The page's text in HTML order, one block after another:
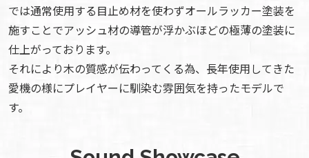
では通常使用する目止め材を使わずオールラッカー塗装を
施すことでアッシュ材の導管が浮かぶほどの極薄の塗装に
仕上がっております。
それにより木の質感が伝わってくる為、長年使用してきた
愛機の様にプレイヤーに馴染む雰囲気を持ったモデルで
す。